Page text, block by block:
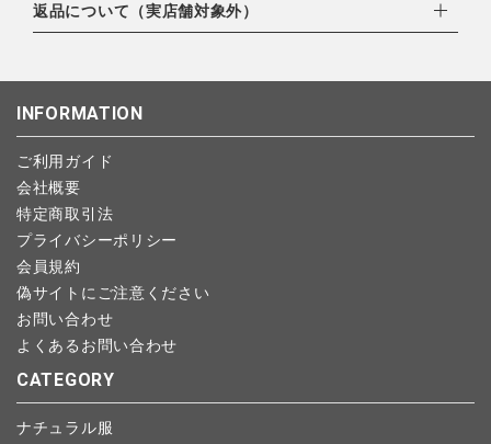
・楽天ペイ
・PayPay
北海道：1,400円
ご注文日当日から翌日のAM9:00までにご連絡頂いた場合はキャ
ンセルは可能です。
します。
予約商品など一部キャンセルが出来ない場合がございます。あら
かじめご了承ください。
返品について（実店舗対象外）
こちら よりご依頼ください。
INFORMATION
ご利用ガイド
会社概要
特定商取引法
プライバシーポリシー
会員規約
偽サイトにご注意ください
お問い合わせ
よくあるお問い合わせ
CATEGORY
ナチュラル服